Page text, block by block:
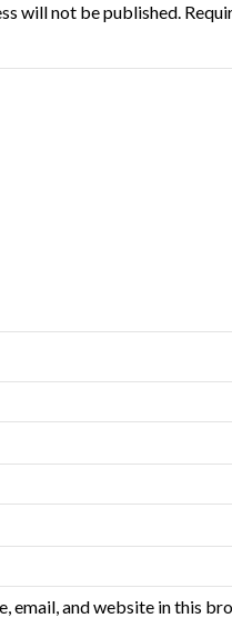
will not be published.
email, and website in this